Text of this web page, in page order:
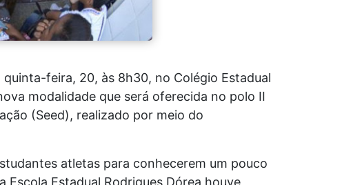
feira, 20, às 8h30, no Colégio Estadual
modalidade que será oferecida no polo II
(Seed), realizado por meio do
atletas para conhecerem um pouco
Estadual Rodrigues Dórea houve